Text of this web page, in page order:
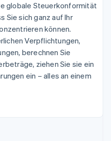
Sektor
globale Steuerkonformität
Sie sich ganz auf Ihr
können.
Verpflichtungen,
berechnen Sie
ziehen Sie sie ein
ein – alles an einem